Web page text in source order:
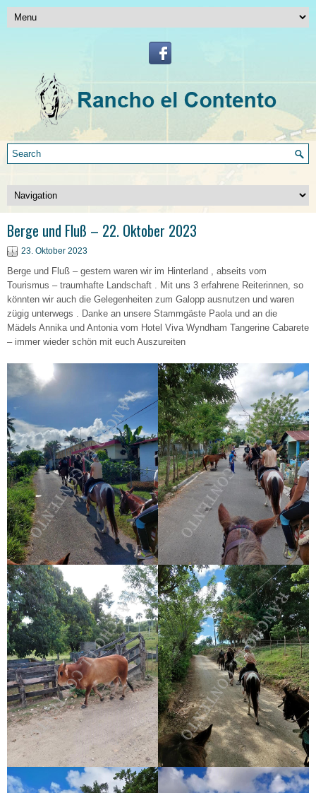
Berge und Fluß – 22. Oktober 2023
23. Oktober 2023
Berge und Fluß – gestern waren wir im Hinterland , abseits vom
Tourismus – traumhafte Landschaft . Mit uns 3 erfahrene Reiterinnen, so
könnten wir auch die Gelegenheiten zum Galopp ausnutzen und waren
zügig unterwegs . Danke an unsere Stammgäste Paola und an die
Mädels Annika und Antonia vom Hotel Viva Wyndham Tangerine Cabarete
– immer wieder schön mit euch Auszureiten